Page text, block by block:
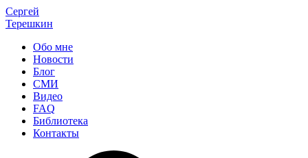
Сергей
Терешкин
Обо мне
Новости
Блог
СМИ
Видео
FAQ
Библиотека
Контакты